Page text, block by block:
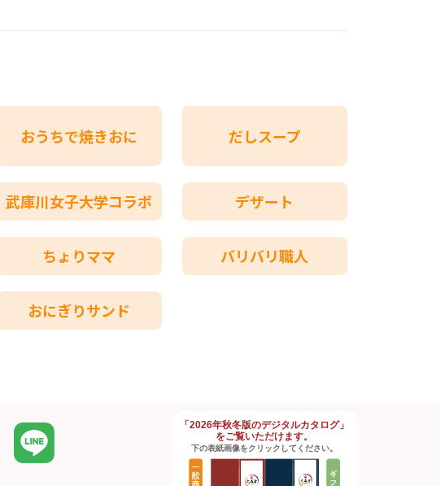
おうちで焼きおに だしスープ
武庫川女子大学コラボ デザート
ちょりママ バリバリ職人
おにぎりサンド
「2026年秋冬版のデジタルカタログ」
をご覧いただけます。
下の表紙画像をクリックしてください。